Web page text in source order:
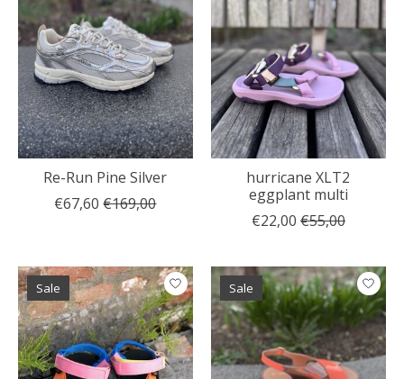
Re-Run Pine Silver
€67,60 €169,00
hurricane XLT2
eggplant multi
€22,00 €55,00
Sale Sale